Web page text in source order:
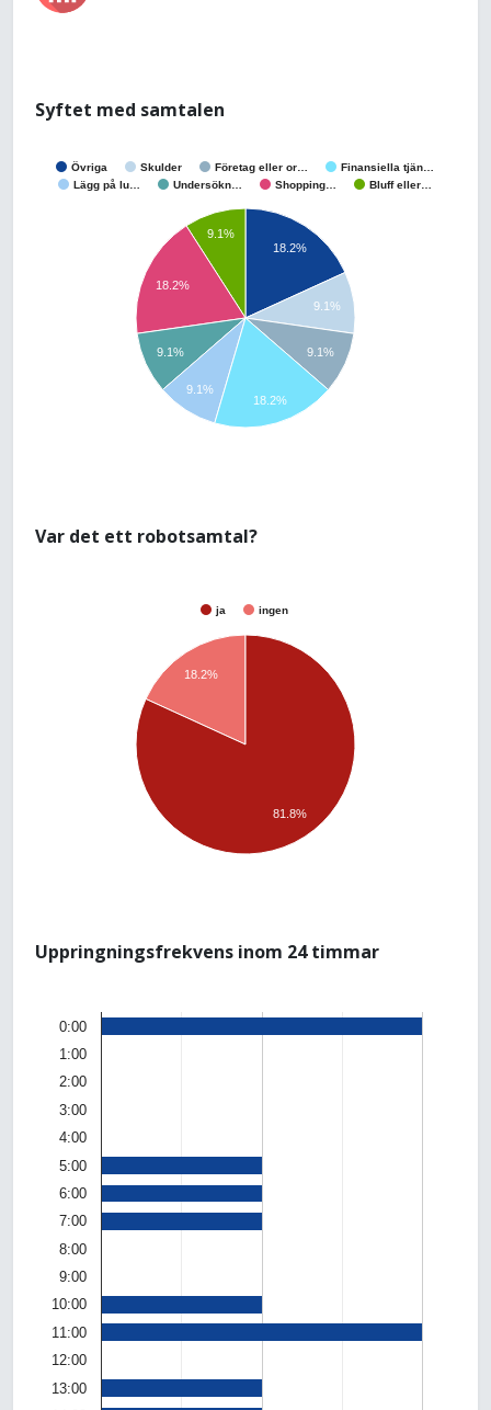
Syftet med samtalen
Övriga Skulder Företag eller or…
Finansiella tjän…
Lägg på lu…
Undersökn… Shopping… Bluff eller…
18.2%
9.1%
9.1%
9.1%
18.2%
9.1%
9.1%
18.2%
Var det ett robotsamtal?
ja ingen
18.2%
81.8%
Uppringningsfrekvens inom 24 timmar
0:00
1:00
2:00
3:00
4:00
5:00
6:00
7:00
8:00
9:00
10:00
11:00
12:00
13:00